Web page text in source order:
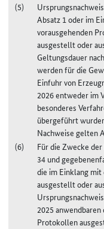
Absatz 1 oder im
vorausgehenden
ausgestellt oder
Geltungsdauer
werden für die
Einfuhr von
2026 entweder im
besonderes
übergeführt
Nachweise gelten
Für die Zwecke
34 und
die im Einklang
ausgestellt oder
2025
Protokollen